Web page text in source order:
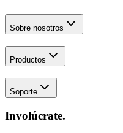
Sobre nosotros
Productos
Soporte
Involúcrate.